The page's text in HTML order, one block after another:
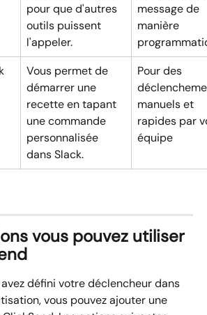
pour que d'autres
outils puissent
l'appeler.
message de
manière
Vous permet de
démarrer une
recette en tapant
une commande
personnalisée
dans Slack.
Pour des
manuels et
rapides par
équipe
vous pouvez utiliser
défini votre déclencheur dans
vous pouvez ajouter une